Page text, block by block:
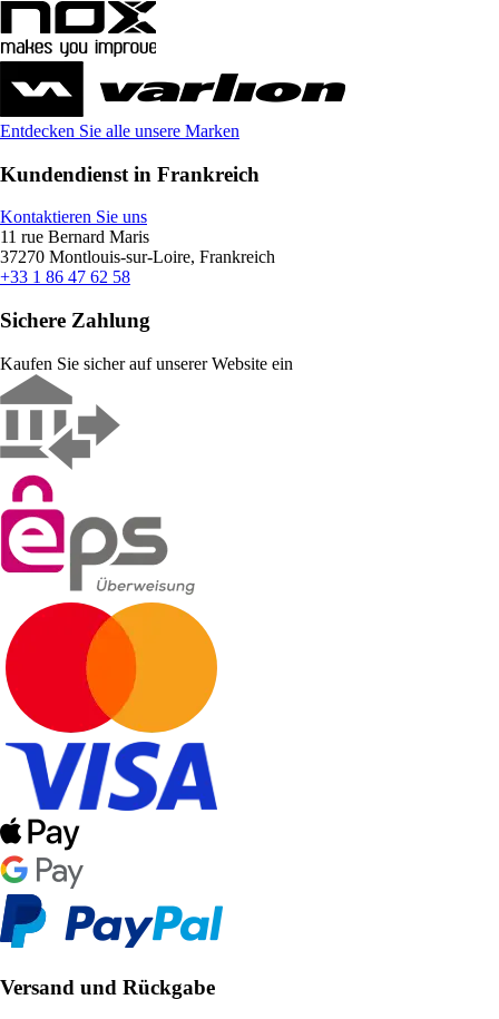
Entdecken Sie alle unsere Marken
Kundendienst in Frankreich
Kontaktieren Sie uns
11 rue Bernard Maris
37270 Montlouis-sur-Loire, Frankreich
+33 1 86 47 62 58
Sichere Zahlung
Kaufen Sie sicher auf unserer Website ein
Versand und Rückgabe